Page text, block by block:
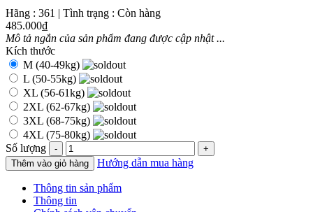
Hãng : 361 | Tình trạng : Còn hàng
485.000₫
Mô tả ngắn của sản phẩm đang được cập nhật ...
Kích thước
M (40-49kg)
L (50-55kg)
XL (56-61kg)
2XL (62-67kg)
3XL (68-75kg)
4XL (75-80kg)
Số lượng
-
+
Thêm vào giỏ hàng
Hướng dẫn mua hàng
Thông tin sản phẩm
Thông tin